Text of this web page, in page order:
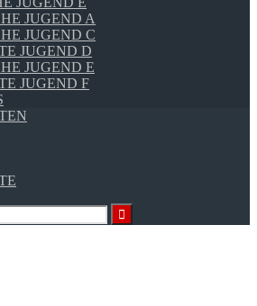
JUGEND A
JUGEND C
JUGEND D
JUGEND E
JUGEND F